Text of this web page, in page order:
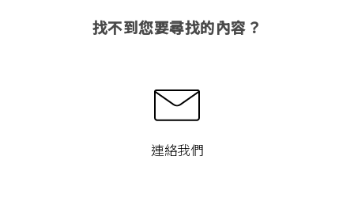
找不到您要尋找的內容？
連絡我們